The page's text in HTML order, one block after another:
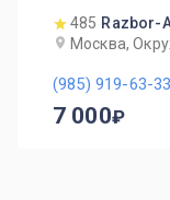
485 Razbor-
Москва,
(985) 919-63-33
7 000